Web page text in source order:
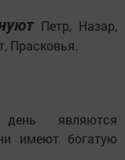
Петр, Назар,
Прасковья.
являются
имеют богатую